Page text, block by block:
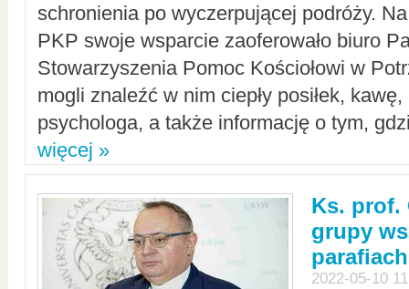
schronienia po wyczerpującej podróży.
PKP swoje wsparcie zaoferowało biuro
Stowarzyszenia Pomoc Kościołowi w
mogli znaleźć w nim ciepły posiłek,
psychologa, a także informację o tym,
więcej »
Ks. prof.
grupy
parafiach
2022-05-10